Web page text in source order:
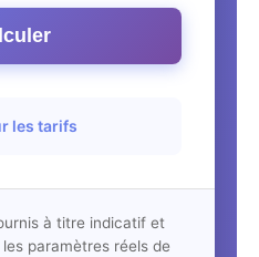
les tarifs
à titre indicatif et
paramètres réels de